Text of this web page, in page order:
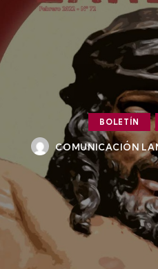
BOLETÍN
COMUNICACIÓN